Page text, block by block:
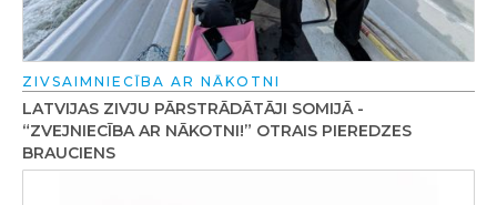
ZIVSAIMNIECĪBA AR NĀKOTNI
LATVIJAS ZIVJU PĀRSTRĀDĀTĀJI SOMIJĀ -
“ZVEJNIECĪBA AR NĀKOTNI!” OTRAIS PIEREDZES
BRAUCIENS